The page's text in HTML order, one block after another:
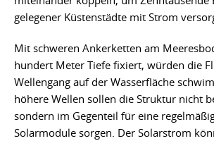
gelegener Küstenstädte mit Strom
Mit schweren Ankerketten am
hundert Meter Tiefe fixiert, würden die
Wellengang auf der Wasserfläche
höhere Wellen sollen die Struktur nicht
sondern im Gegenteil für eine
Solarmodule sorgen. Der Solarstrom